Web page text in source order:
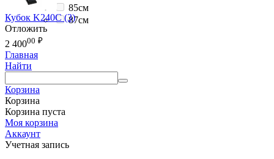
85см
87см
Кубок K240C (3)
Отложить
2 40000 ₽
Главная
Найти
Корзина
Корзина
Корзина пуста
Моя корзина
Аккаунт
Учетная запись